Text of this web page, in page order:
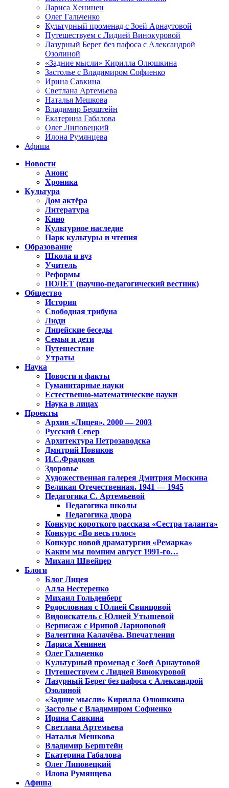
Лариса Хенинен
Олег Гальченко
Культурный променад с Зоей Арнаутовой
Путешествуем с Лидией Винокуровой
Лазурный Берег без пафоса с Александрой
Озолиной
«Задние мысли» Кирилла Олюшкина
Застолье с Владимиром Софиенко
Ирина Савкина
Светлана Артемьева
Наталья Мешкова
Владимир Берштейн
Екатерина Габалова
Олег Липовецкий
Илона Румянцева
Афиша
Новости
Анонс
Хроника
Культура
Дом актёра
Литература
Кино
Культурное наследие
Парк культуры и чтения
Образование
Школа и вуз
Учитель
Реформы
ПОЛЁТ (научно-педагогический вестник)
Общество
История
Свободная трибуна
Люди
Лицейские беседы
Семья и дети
Путешествие
Утраты
Наука
Новости и факты
Гуманитарные науки
Естественно-математические науки
Наука в лицах
Проекты
Архив «Лицея». 2000 — 2003
Русский Север
Архитектура Петрозаводска
Дмитрий Новиков
И.С.Фрадков
Здоровье
Художественная галерея Дмитрия Москина
Великая Отечественная. 1941 — 1945
Педагогика С. Артемьевой
Педагогика школы
Педагогика двора
Конкурс короткого рассказа «Сестра таланта»
Конкурс «Во весь голос»
Конкурс новой драматургии «Ремарка»
Каким мы помним август 1991-го…
Михаил Швейцер
Блоги
Блог Лицея
Алла Нестеренко
Михаил Гольденберг
Родословная с Юлией Свинцовой
Видоискатель с Юлией Утышевой
Вернисаж с Ириной Ларионовой
Валентина Калачёва. Впечатления
Лариса Хенинен
Олег Гальченко
Культурный променад с Зоей Арнаутовой
Путешествуем с Лидией Винокуровой
Лазурный Берег без пафоса с Александрой
Озолиной
«Задние мысли» Кирилла Олюшкина
Застолье с Владимиром Софиенко
Ирина Савкина
Светлана Артемьева
Наталья Мешкова
Владимир Берштейн
Екатерина Габалова
Олег Липовецкий
Илона Румянцева
Афиша